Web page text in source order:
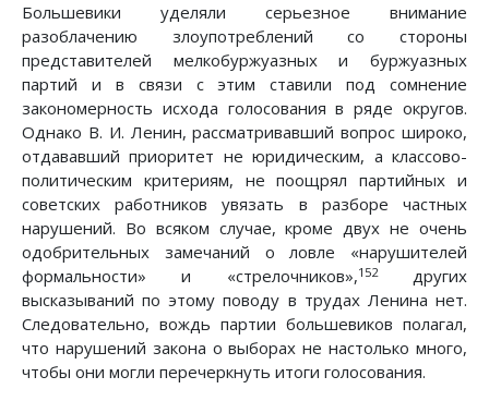
Большевики уделяли серьезное внимание
разоблачению злоупотреблений со стороны
представителей мелкобуржуазных и буржуазных
партий и в связи с этим ставили под сомнение
закономерность исхода голосования в ряде округов.
Однако В. И. Ленин, рассматривавший вопрос широко,
отдававший приоритет не юридическим, а классово-
политическим критериям, не поощрял партийных и
советских работников увязать в разборе частных
нарушений. Во всяком случае, кроме двух не очень
одобрительных замечаний о ловле «нарушителей
формальности» и «стрелочников»,152других
высказываний по этому поводу в трудах Ленина нет.
Следовательно, вождь партии большевиков полагал,
что нарушений закона о выборах не настолько много,
чтобы они могли перечеркнуть итоги голосования.